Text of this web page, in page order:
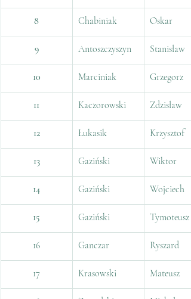
8 Chabiniak Oskar
9 Antoszczyszyn Stanisław
10 Marciniak Grzegorz
11 Kaczorowski Zdzisław
12 Łukasik Krzysztof
13 Gaziński Wiktor
14 Gaziński Wojciech
15 Gaziński Tymoteusz
16 Ganczar Ryszard
17 Krasowski Mateusz